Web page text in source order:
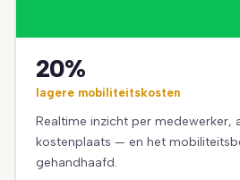
20%
lagere mobiliteitskosten
Realtime inzicht per medewerker,
kostenplaats — en het
gehandhaafd.